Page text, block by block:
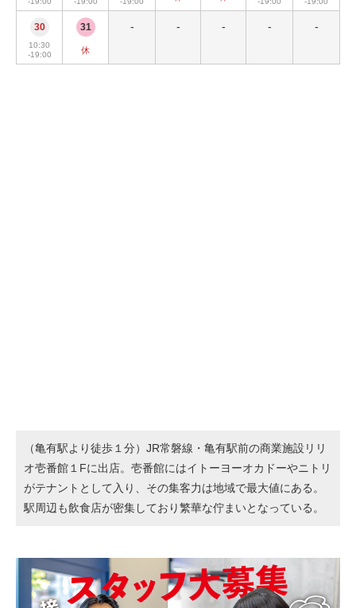
30
10:30
-19:00
31
休
- - - - -
（亀有駅より徒歩１分）JR常磐線・亀有駅前の商業施設リリ
オ壱番館１Fに出店。壱番館にはイトーヨーオカドーやニトリ
がテナントとして入り、その集客力は地域で最大値にある。
駅周辺も飲食店が密集しており繁華な佇まいとなっている。